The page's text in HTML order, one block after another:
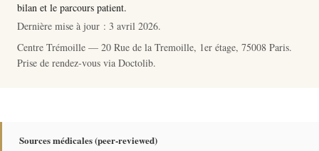
bilan et le parcours patient.
Dernière mise à jour : 3 avril 2026.
Centre Trémoille — 20 Rue de la Tremoille, 1er étage, 75008 Paris.
Prise de rendez-vous via Doctolib.
Sources médicales (peer-reviewed)